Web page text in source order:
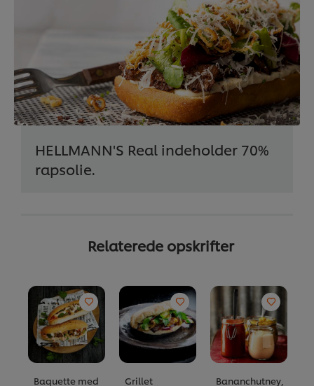
HELLMANN'S Real indeholder 70%
rapsolie.
Relaterede opskrifter
Baquette med
Grillet
Bananchutney,